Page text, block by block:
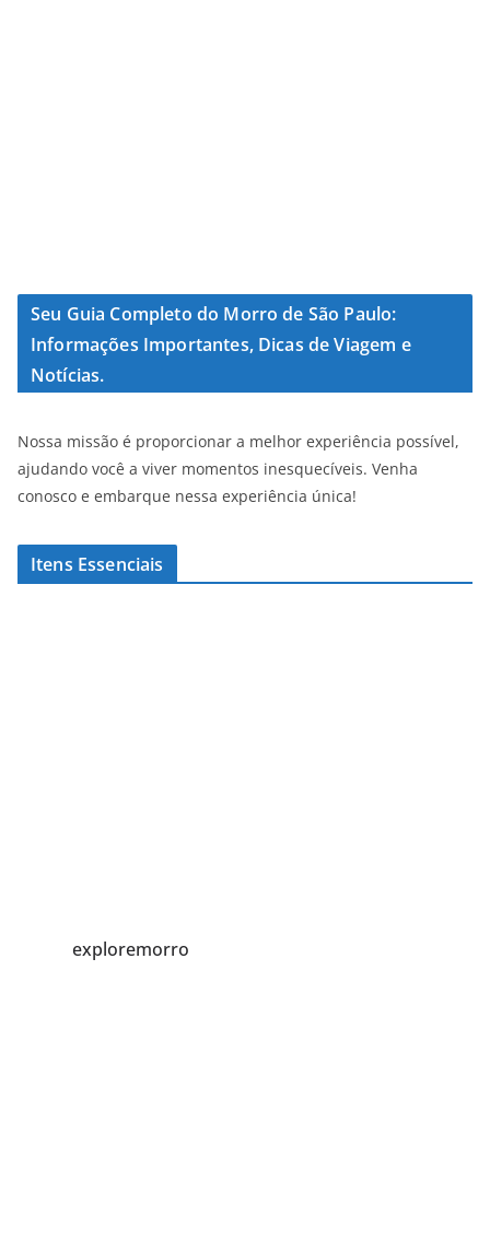
Seu Guia Completo do Morro de São Paulo:
Informações Importantes, Dicas de Viagem e
Notícias.
Nossa missão é proporcionar a melhor experiência possível,
ajudando você a viver momentos inesquecíveis. Venha
conosco e embarque nessa experiência única!
Itens Essenciais
exploremorro